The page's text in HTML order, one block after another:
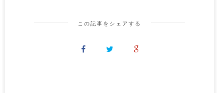
この記事をシェアする